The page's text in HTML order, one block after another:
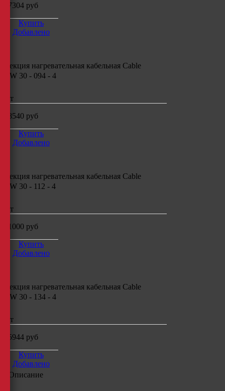
17304 руб
Купить
Добавлено
Секция нагревательная кабельная Cable
CW 30 - 094 - 4
шт
18540 руб
Купить
Добавлено
Секция нагревательная кабельная Cable
CW 30 - 112 - 4
шт
21000 руб
Купить
Добавлено
Секция нагревательная кабельная Cable
CW 30 - 134 - 4
шт
25944 руб
Купить
Добавлено
Описание